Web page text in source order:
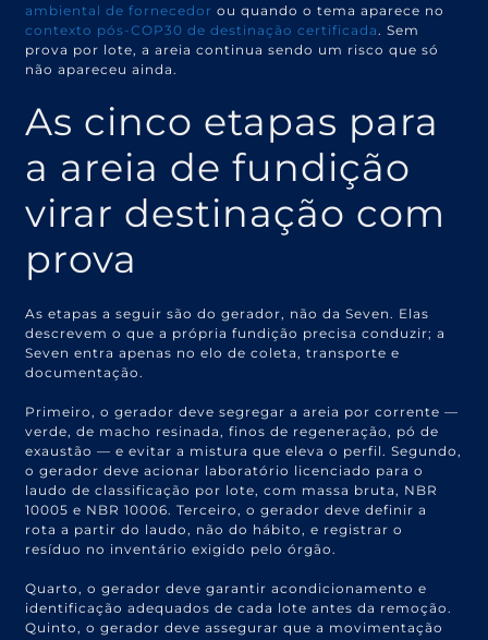
ambiental de fornecedor ou quando o tema aparece no
contexto pós-COP30 de destinação certificada . Sem
prova por lote, a areia continua sendo um risco que só
não apareceu ainda.
As cinco etapas para
a areia de fundição
virar destinação com
prova
As etapas a seguir são do gerador, não da Seven. Elas
descrevem o que a própria fundição precisa conduzir; a
Seven entra apenas no elo de coleta, transporte e
documentação.
Primeiro, o gerador deve segregar a areia por corrente —
verde, de macho resinada, finos de regeneração, pó de
exaustão — e evitar a mistura que eleva o perfil. Segundo,
o gerador deve acionar laboratório licenciado para o
laudo de classificação por lote, com massa bruta, NBR
10005 e NBR 10006. Terceiro, o gerador deve definir a
rota a partir do laudo, não do hábito, e registrar o
resíduo no inventário exigido pelo órgão.
Quarto, o gerador deve garantir acondicionamento e
identificação adequados de cada lote antes da remoção.
Quinto, o gerador deve assegurar que a movimentação